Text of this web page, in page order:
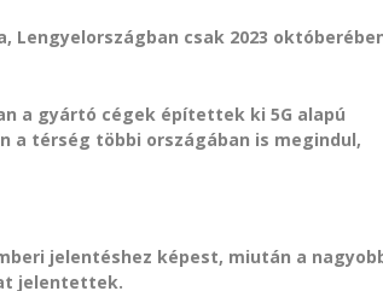
csak 2023
a gyártó cégek építettek ki 5G alapú
a térség többi országában is megindul,
jelentéshez képest, miután a
jelentettek.